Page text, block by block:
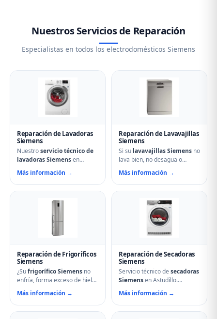
Nuestros Servicios de Reparación
Especialistas en todos los electrodomésticos Siemens
Reparación de Lavadoras
Siemens
Nuestroservicio técnico de
lavadoras Siemensen
Astudillo soluciona cualquier
avería: problemas de
centrifugado, fugas de agua,
arranque o problemas de
especializados con repuestos
originales Siemens y
reparación el mismo día.
Más información →
Reparación de Lavavajillas
Siemens
Si su lavavajillas Siemens no
lava bien, no desagua o
muestra errores en el display,
nuestro servicio técnico en
Astudillo puede ayudarle.
obstruidos, bombas de
desagüe, problemas de
secado y fallos electrónicos
con piezas originales.
Más información →
Reparación de Frigoríficos
Siemens
¿Sufrigorífico Siemens no
enfría, forma exceso de hielo
o hace ruidos extraños?
Nuestros técnicos en Astudillo
reparan compresores,
Más información →
Reparación de Secadoras
Siemens
Servicio técnico de secadoras
Siemensen Astudillo.
Reparamos problemas de
calentamiento, tambor que no
gira, termostatos de
Más información →